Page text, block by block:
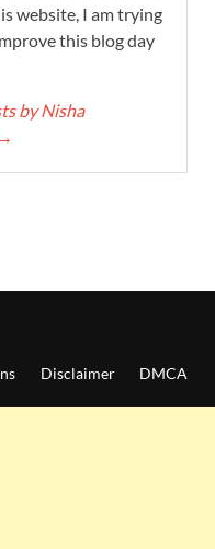
website, I am trying
this blog day
by Nisha
→
Disclaimer DMCA